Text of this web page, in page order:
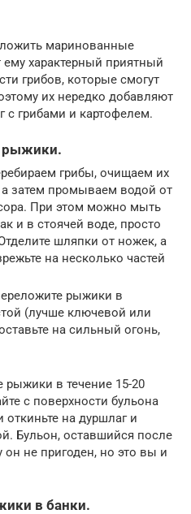
маринованные
характерный приятный
грибов, которые смогут
их нередко добавляют
с грибами и картофелем.
рыжики.
грибы, очищаем их
а затем промываем водой от
При этом можно мыть
и в стоячей воде, просто
шляпки от ножек, а
на несколько частей
рыжики в
(лучше ключевой или
на сильный огонь,
рыжики в течение 15-20
с поверхности бульона
на дуршлаг и
Бульон, оставшийся после
не пригоден, но это вы и
в банки.